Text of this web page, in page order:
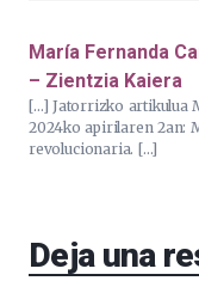
María Fernanda
– Zientzia Kaiera
[…] Jatorrizko artikulua
2024ko apirilaren 2an:
revolucionaria. […]
Deja una